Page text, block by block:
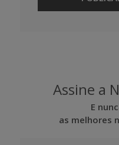
Assine a
E
as melhores